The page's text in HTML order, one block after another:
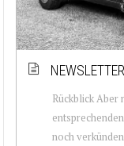
Rückblick Aber
noch